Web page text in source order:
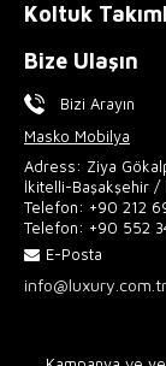
Koltuk
Bize Ulaşın
Bizi Arayın
Masko Mobilya
Adress: Ziya
İkitelli-Başakşehir /
Telefon: +90 212
Telefon: +90 552
E-Posta
info@luxury.com.tr